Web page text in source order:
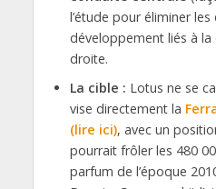
l’étude pour éliminer les
développement liés à
droite.
La cible : Lotus ne se
vise directement la
(lire ici), avec un
pourrait frôler les 480
parfum de l’époque